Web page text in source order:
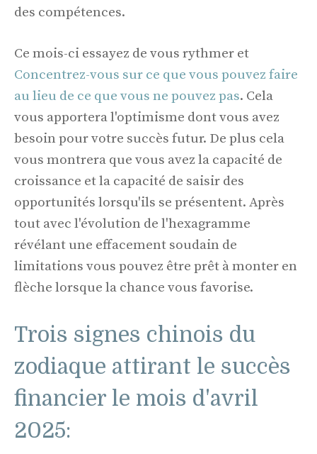
des compétences.
Ce mois-ci essayez de vous rythmer et
Concentrez-vous sur ce que vous pouvez faire
au lieu de ce que vous ne pouvez pas. Cela
vous apportera l'optimisme dont vous avez
besoin pour votre succès futur. De plus cela
vous montrera que vous avez la capacité de
croissance et la capacité de saisir des
opportunités lorsqu'ils se présentent. Après
tout avec l'évolution de l'hexagramme
révélant une effacement soudain de
limitations vous pouvez être prêt à monter en
flèche lorsque la chance vous favorise.
Trois signes chinois du
zodiaque attirant le succès
financier le mois d'avril
2025: